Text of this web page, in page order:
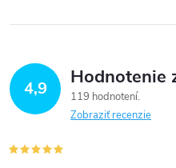
4,9 Hodnotenie
119 hodnotení
Zobraziť recenzie